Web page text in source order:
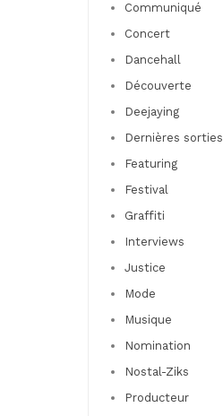
Communiqué
Concert
Dancehall
Découverte
Deejaying
Dernières sorties
Featuring
Festival
Graffiti
Interviews
Justice
Mode
Musique
Nomination
Nostal-Ziks
Producteur